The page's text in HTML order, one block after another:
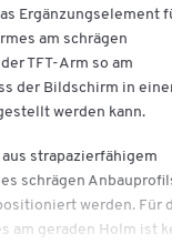
Ergänzungselement
am schrägen
TFT-Arm so am
der Bildschirm in
werden kann.
strapazierfähigem
schrägen
werden. Für
am geraden Holm ist